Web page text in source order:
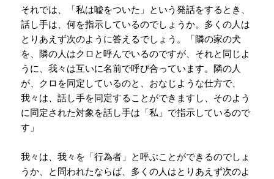
それでは、「私は嘘をついた」という発話をするとき、
話し手は、何を指示しているのでしょうか。多くの人は
とりあえず次のように答えるでしょう。「隣の家の犬
を、隣の人はクロと呼んでいるのですが、それと同じよ
うに、我々は互いに名前で呼び合っています。隣の人
が、クロを同定しているのと、おなじような仕方で、
我々は、話し手を同定することができますし、そのよう
に同定された対象を話し手は「私」で指示しているので
す」
我々は、我々を「行為者」と呼ぶことができるのでしょ
うか、と問われたならば、多くの人はとりあえず次のよ